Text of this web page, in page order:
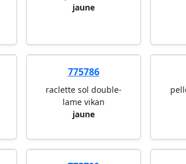
jaune
775786
raclette sol double-
lame vikan
jaune